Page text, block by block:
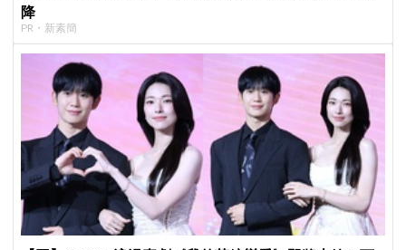
降
PR・新素簡